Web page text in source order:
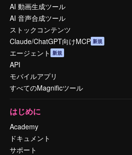
AI 動画生成ツール
AI 音声合成ツール
ストックコンテンツ
Claude/ChatGPT向けMCP 新規
エージェント 新規
API
モバイルアプリ
すべてのMagnificツール
はじめに
Academy
ドキュメント
サポート